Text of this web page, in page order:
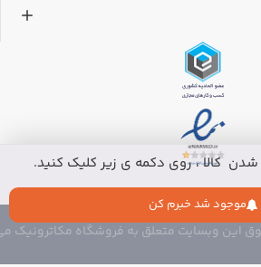
شدن کالا ، روی دکمه ی زیر کلیک کنید.
موجود شد خبرم کن